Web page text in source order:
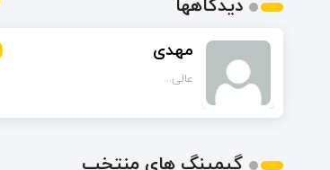
مهدی
عالی...
گیمینگ های منتخب